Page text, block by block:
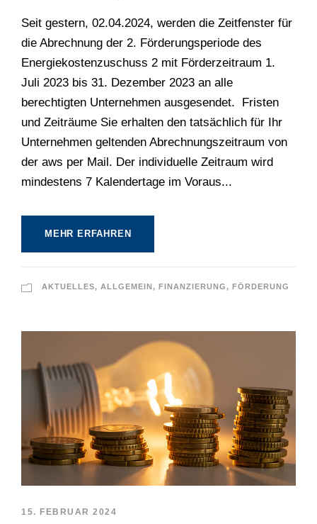
Seit gestern, 02.04.2024, werden die Zeitfenster für
die Abrechnung der 2. Förderungsperiode des
Energiekostenzuschuss 2 mit Förderzeitraum 1.
Juli 2023 bis 31. Dezember 2023 an alle
berechtigten Unternehmen ausgesendet. Fristen
und Zeiträume Sie erhalten den tatsächlich für Ihr
Unternehmen geltenden Abrechnungszeitraum von
der aws per Mail. Der individuelle Zeitraum wird
mindestens 7 Kalendertage im Voraus...
MEHR ERFAHREN
AKTUELLES, ALLGEMEIN , FINANZIERUNG, FÖRDERUNG
15. FEBRUAR 2024